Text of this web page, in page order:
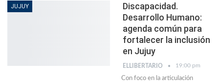
JUJUY
Discapacidad.
Desarrollo Humano:
agenda común para
fortalecer la inclusión
en Jujuy
ELLIBERTARIO 19:00 pm
Con foco en la articulación